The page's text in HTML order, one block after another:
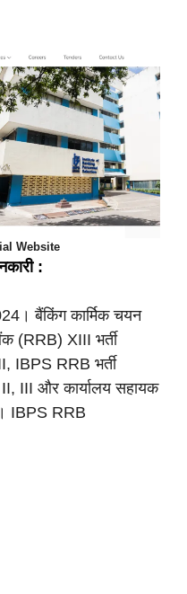
Website
:
बैंकिंग कार्मिक चयन
(RRB) XIII भर्ती
IBPS RRB भर्ती
III और कार्यालय सहायक
IBPS RRB